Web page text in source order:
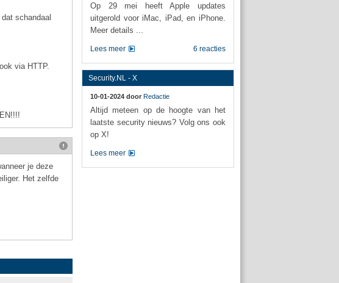
schandaal
via HTTP.
je deze
Het zelfde
Op 29 mei heeft Apple updates
uitgerold voor iMac, iPad, en iPhone.
Meer details ...
6 reacties
Lees meer
Security.NL - X
10-01-2024 door Redactie
Altijd meteen op de hoogte van het
laatste security nieuws? Volg ons ook
op X!
Lees meer